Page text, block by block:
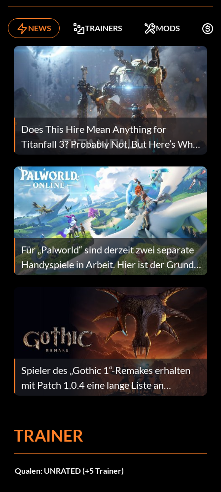
NEWS TRAINERS MODS
Does This Hire Mean Anything for
Titanfall 3? Probably Not, But Here’s Why
Fans Are Hopeful
Für „Palworld“ sind derzeit zwei separate
Handyspiele in Arbeit. Hier ist der Grund
dafür.
Spieler des „Gothic 1“-Remakes erhalten
mit Patch 1.0.4 eine lange Liste an
Fehlerbehebungen
TRAINER
Qualen: UNRATED (+5 Trainer)